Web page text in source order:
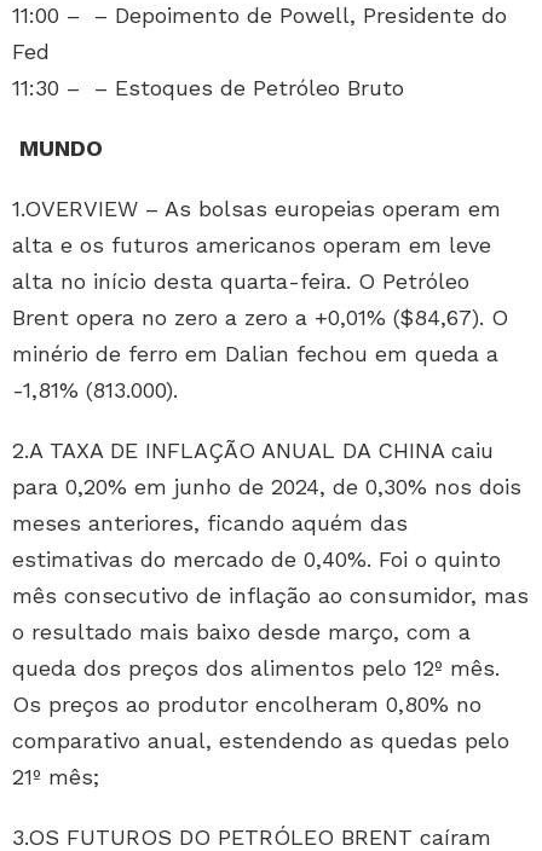
11:00 – – Depoimento de Powell, Presidente do
Fed
11:30 – – Estoques de Petróleo Bruto
MUNDO
1.OVERVIEW – As bolsas europeias operam em
alta e os futuros americanos operam em leve
alta no início desta quarta-feira. O Petróleo
Brent opera no zero a zero a +0,01% ($84,67). O
minério de ferro em Dalian fechou em queda a
-1,81% (813.000).
2.A TAXA DE INFLAÇÃO ANUAL DA CHINA caiu
para 0,20% em junho de 2024, de 0,30% nos dois
meses anteriores, ficando aquém das
estimativas do mercado de 0,40%. Foi o quinto
mês consecutivo de inflação ao consumidor, mas
o resultado mais baixo desde março, com a
queda dos preços dos alimentos pelo 12º mês.
Os preços ao produtor encolheram 0,80% no
comparativo anual, estendendo as quedas pelo
21º mês;
3.OS FUTUROS DO PETRÓLEO BRENT caíram